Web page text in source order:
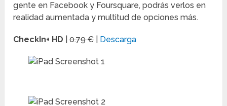
gente en Facebook y Foursquare, podrás verlos en
realidad aumentada y multitud de opciones más.
CheckIn+ HD |0.79 € Descarga